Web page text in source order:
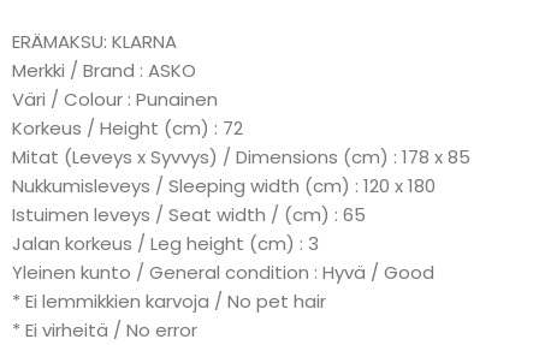
ERÄMAKSU: KLARNA
Merkki / Brand : ASKO
Väri / Colour : Punainen
Korkeus / Height (cm) : 72
Mitat (Leveys x Syvvys) / Dimensions (cm) : 178 x 85
Nukkumisleveys / Sleeping width (cm) : 120 x 180
Istuimen leveys / Seat width / (cm) : 65
Jalan korkeus / Leg height (cm) : 3
Yleinen kunto / General condition : Hyvä / Good
* Ei lemmikkien karvoja / No pet hair
* Ei virheitä / No error